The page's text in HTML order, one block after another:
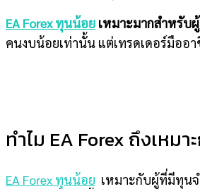
EA Forex ทุนน้อย เหมาะมากสำหรับ
คนงบน้อยเท่านั้น แต่เทรดเดอร์มืออ
ทำไม EA Forex ถึงเหม
EA Forex ทุนน้อย เหมาะกับผู้ที่มีทุนจ